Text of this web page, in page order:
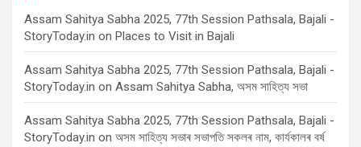
Assam Sahitya Sabha 2025, 77th Session Pathsala, Bajali -
StoryToday.in on Places to Visit in Bajali
Assam Sahitya Sabha 2025, 77th Session Pathsala, Bajali -
StoryToday.in on Assam Sahitya Sabha, অসম সাহিত্য সভা
Assam Sahitya Sabha 2025, 77th Session Pathsala, Bajali -
StoryToday.in on অসম সাহিত্য সভাৰ সভাপতি সকলৰ নাম, কাৰ্যকালৰ বৰ্ষ